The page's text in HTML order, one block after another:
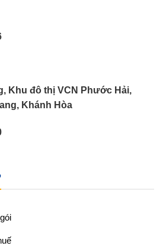
Khu đô thị VCN Phước Hải,
Khánh Hòa